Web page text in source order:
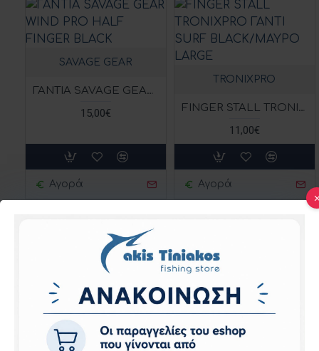
SAVAGE GEAR
ΓΑΝΤΙΑ SAVAGE GEAR WIND PRO HALF FINGER BLACK
15,00€
Αγορά
TRONIXPRO
FINGER STALL TRONIXPRO ΓΑΝΤΙ SURF BLACK/ΜΑΥΡΟ LARGE
11,00€
Αγορά
KINETIC
ΑΝΘΕΚΤΙΚΟ ΑΤΣΑΛΙΝΟ ΓΑΝΤΙ KINETIC CUT RESISTANT GLOVE BLACK/ΜΑΥΡΟ